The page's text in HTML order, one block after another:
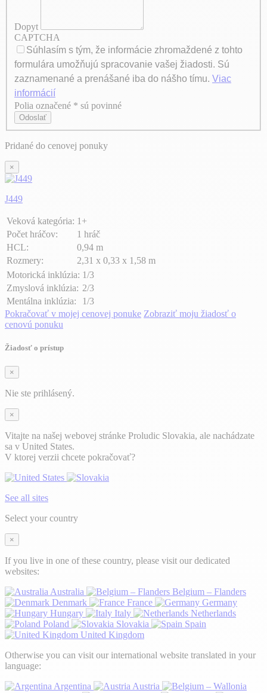
Dopyt
CAPTCHA
Súhlasím s tým, že informácie zhromaždené z tohto
formulára umožňujú spracovanie vašej žiadosti. Sú
zaznamenané a prenášané iba do nášho tímu. Viac
informácií
Axeptio consent
Polia označené * sú povinné
Odoslať
Pridané do cenovej ponuky
×
J449
Veková kategória: 1+
Počet hráčov:
1 hráč
HCL:
0,94 m
Rozmery:
2,31 x 0,33 x 1,58 m
Motorická inklúzia: 1/3
Zmyslová inklúzia: 2/3
Mentálna inklúzia:
1/3
Pokračovať v mojej cenovej ponuke Zobraziť moju žiadosť o
cenovú ponuku
Žiadosť o prístup
×
Nie ste prihlásený.
×
Vitajte na našej webovej stránke Proludic Slovakia, ale nachádzate
sa v United States.
V ktorej verzii chcete pokračovať?
See all sites
Select your country
×
If you live in one of these country, please visit our dedicated
websites:
Australia
Belgium – Flanders
Denmark
France
Germany
Hungary
Italy
Netherlands
Poland
Slovakia
Spain
United Kingdom
Otherwise you can visit our international website translated in your
language:
Argentina
Austria